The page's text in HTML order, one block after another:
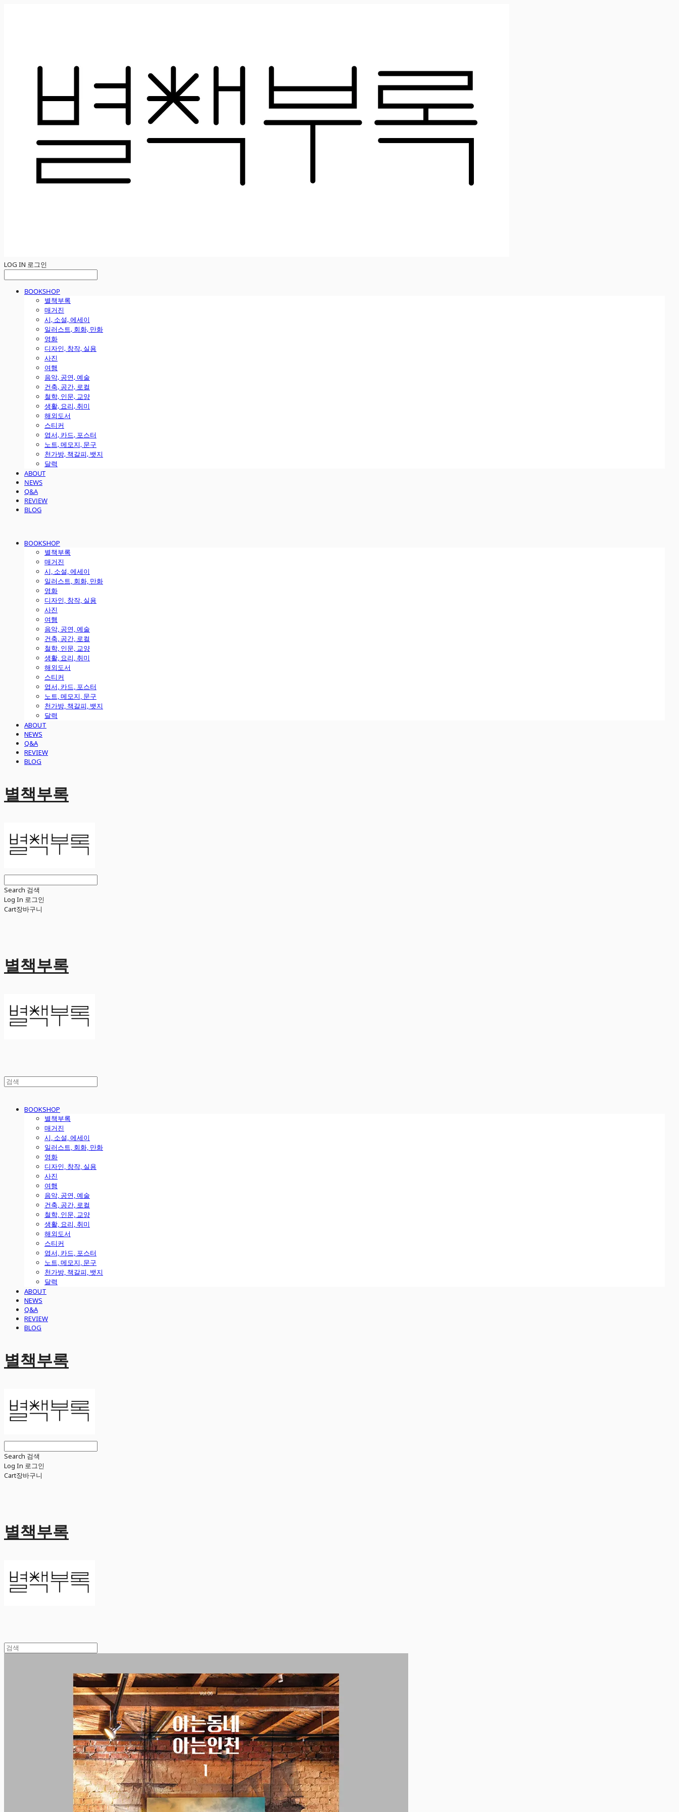
LOG IN 로그인
BOOKSHOP
별책부록
매거진
시, 소설, 에세이
일러스트, 회화, 만화
영화
디자인, 창작, 실용
사진
여행
음악, 공연, 예술
건축, 공간, 로컬
철학, 인문, 교양
생활, 요리, 취미
해외도서
스티커
엽서, 카드, 포스터
노트, 메모지, 문구
천가방, 책갈피, 뱃지
달력
ABOUT
NEWS
Q&A
REVIEW
BLOG
BOOKSHOP
별책부록
매거진
시, 소설, 에세이
일러스트, 회화, 만화
영화
디자인, 창작, 실용
사진
여행
음악, 공연, 예술
건축, 공간, 로컬
철학, 인문, 교양
생활, 요리, 취미
해외도서
스티커
엽서, 카드, 포스터
노트, 메모지, 문구
천가방, 책갈피, 뱃지
달력
ABOUT
NEWS
Q&A
REVIEW
BLOG
별책부록
Search 검색
Log In 로그인
Cart장바구니
별책부록
BOOKSHOP
별책부록
매거진
시, 소설, 에세이
일러스트, 회화, 만화
영화
디자인, 창작, 실용
사진
여행
음악, 공연, 예술
건축, 공간, 로컬
철학, 인문, 교양
생활, 요리, 취미
해외도서
스티커
엽서, 카드, 포스터
노트, 메모지, 문구
천가방, 책갈피, 뱃지
달력
ABOUT
NEWS
Q&A
REVIEW
BLOG
별책부록
Search 검색
Log In 로그인
Cart장바구니
별책부록